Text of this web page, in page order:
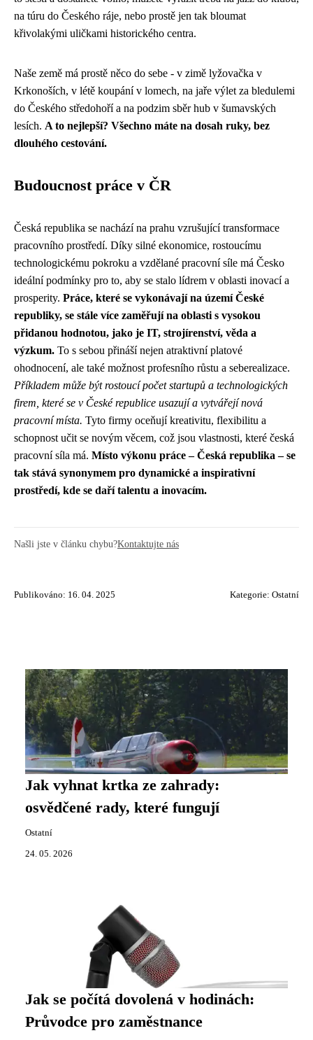
na túru do Českého ráje, nebo prostě jen tak bloumat
křivolakými uličkami historického centra.
Naše země má prostě něco do sebe - v zimě lyžovačka v
Krkonoších, v létě koupání v lomech, na jaře výlet za bledulemi
do Českého středohoří a na podzim sběr hub v šumavských
lesích. A to nejlepší? Všechno máte na dosah ruky, bez
dlouhého cestování.
Budoucnost práce v ČR
Česká republika se nachází na prahu vzrušující transformace
pracovního prostředí. Díky silné ekonomice, rostoucímu
technologickému pokroku a vzdělané pracovní síle má Česko
ideální podmínky pro to, aby se stalo lídrem v oblasti inovací a
prosperity. Práce, které se vykonávají na území České
republiky, se stále více zaměřují na oblasti s vysokou
přidanou hodnotou, jako je IT, strojírenství, věda a
výzkum. To s sebou přináší nejen atraktivní platové
ohodnocení, ale také možnost profesního růstu a seberealizace.
Příkladem může být rostoucí počet startupů a technologických
firem, které se v České republice usazují a vytvářejí nová
pracovní místa. Tyto firmy oceňují kreativitu, flexibilitu a
schopnost učit se novým věcem, což jsou vlastnosti, které česká
pracovní síla má. Místo výkonu práce – Česká republika – se
tak stává synonymem pro dynamické a inspirativní
prostředí, kde se daří talentu a inovacím.
Našli jste v článku chybu?Kontaktujte nás
Publikováno: 16. 04. 2025 Kategorie: Ostatní
Jak vyhnat krtka ze zahrady:
osvědčené rady, které fungují
Ostatní
24. 05. 2026
Jak se počítá dovolená v hodinách:
Průvodce pro zaměstnance